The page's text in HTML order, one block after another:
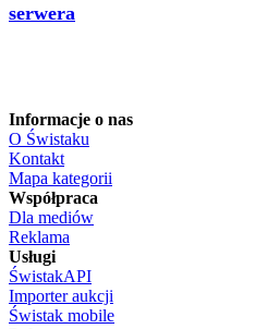
serwera
Informacje o nas
O Świstaku
Kontakt
Mapa kategorii
Współpraca
Dla mediów
Reklama
Usługi
ŚwistakAPI
Importer aukcji
Świstak mobile